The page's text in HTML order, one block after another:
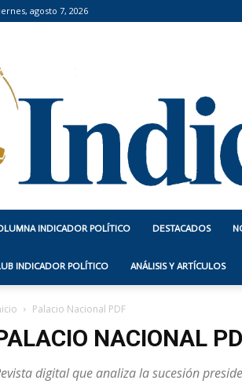
agosto 7, 2026
INDICADOR POLÍTICO DESTACADOS
INDICADOR POLÍTICO ANÁLISIS Y ARTÍCULOS
Palacio Nacional PDF
NACIONAL
digital que analiza la sucesión